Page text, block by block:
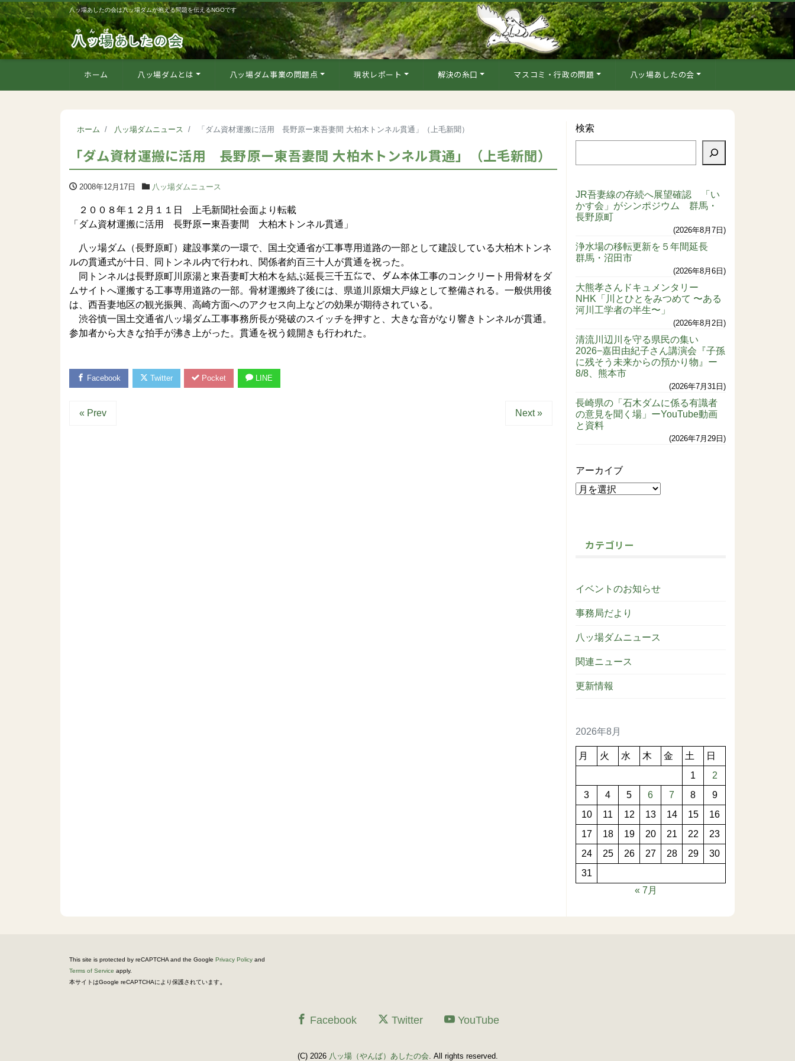
八ッ場あしたの会は八ッ場ダムが抱える問題を伝えるNGOです
ホーム 八ッ場ダムとは 八ッ場ダム事業の問題点 現状レポート 解決の糸口 マスコミ・行政の問題 八ッ場あしたの会
ホーム 八ッ場ダムニュース 「ダム資材運搬に活用 長野原ー東吾妻間 大柏木トンネル貫通」（上毛新聞）
「ダム資材運搬に活用 長野原ー東吾妻間 大柏木トンネル貫通」（上毛新聞）
2008年12月17日 八ッ場ダムニュース
２００８年１２月１１日 上毛新聞社会面より転載
「ダム資材運搬に活用 長野原ー東吾妻間 大柏木トンネル貫通」
八ッ場ダム（長野原町）建設事業の一環で、国土交通省が工事専用道路の一部として建設している大柏木トンネ
ルの貫通式が十日、同トンネル内で行われ、関係者約百三十人が貫通を祝った。
同トンネルは長野原町川原湯と東吾妻町大柏木を結ぶ延長三千五㍍で、ダム本体工事のコンクリート用骨材をダ
ムサイトへ運搬する工事専用道路の一部。骨材運搬終了後には、県道川原畑大戸線として整備される。一般供用後
は、西吾妻地区の観光振興、高崎方面へのアクセス向上などの効果が期待されている。
渋谷慎一国土交通省八ッ場ダム工事事務所長が発破のスイッチを押すと、大きな音がなり響きトンネルが貫通。
参加者から大きな拍手が沸き上がった。貫通を祝う鏡開きも行われた。
Facebook Twitter Pocket LINE
« Prev Next »
検索
JR吾妻線の存続へ展望確認 「い
かす会」がシンポジウム 群馬・
長野原町
2026年8月7日
浄水場の移転更新を５年間延長
群馬・沼田市
2026年8月6日
大熊孝さんドキュメンタリー
NHK「川とひとをみつめて 〜ある
河川工学者の半生〜」
2026年8月2日
清流川辺川を守る県民の集い
2026−嘉田由紀子さん講演会『子孫
に残そう未来からの預かり物』ー
8/8、熊本市
2026年7月31日
長崎県の「石木ダムに係る有識者
の意見を聞く場」ーYouTube動画
と資料
2026年7月29日
アーカイブ
カテゴリー
イベントのお知らせ
事務局だより
八ッ場ダムニュース
関連ニュース
更新情報
2026年8月
月 火 水 木 金 土
日
1
2
3
4 5 6 7 8
9
10
11 12 13 14 15
16
17
18 19 20 21 22
23
24
25 26 27 28 29
30
31
« 7月
This site is protected by reCAPTCHA and the Google Privacy Policy and
Terms of Service apply.
本サイトはGoogle reCAPTCHAにより保護されています。
Facebook Twitter YouTube
(C) 2026 八ッ場（やんば）あしたの会. All rights reserved.